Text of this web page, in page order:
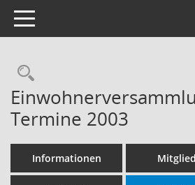
Toggle navigation
Rechercheauswahl
Termine 2003
Informationen